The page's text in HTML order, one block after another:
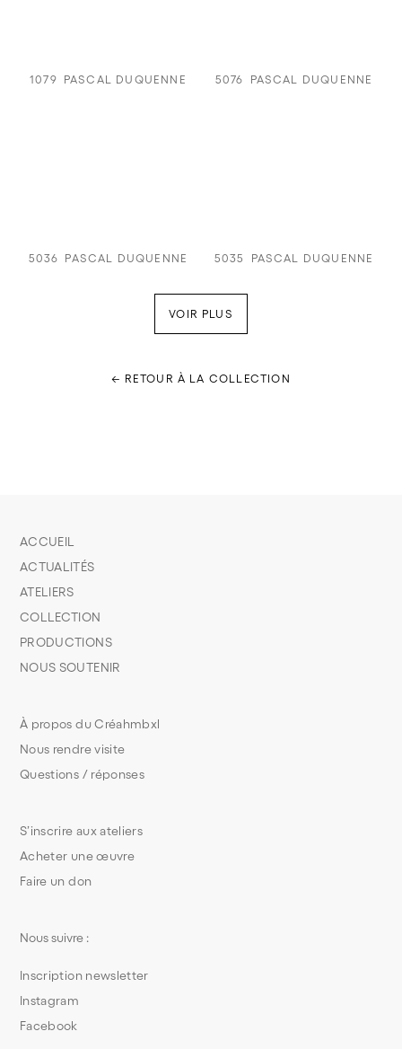
1079 PASCAL DUQUENNE 5076 PASCAL DUQUENNE
5036 PASCAL DUQUENNE 5035 PASCAL DUQUENNE
VOIR PLUS
← RETOUR À LA COLLECTION
S’inscrire aux ateliers
Acheter une œuvre
Faire un don
À propos du Créahmbxl
Nous rendre visite
Questions / réponses
ACCUEIL
ACTUALITÉS
ATELIERS
COLLECTION
PRODUCTIONS
NOUS SOUTENIR
Nous suivre :
Inscription newsletter
Instagram
Facebook